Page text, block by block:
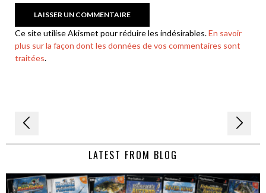
Ce site utilise Akismet pour réduire les indésirables.En savoir
plus sur la façon dont les données de vos commentaires sont
traitées.
Navigation
de LATEST FROM BLOG